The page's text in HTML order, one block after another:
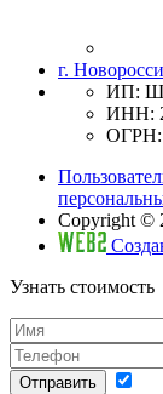
г.
ИП:
ИНН:
ОГРН:
Copyright ©
Узнать стоимость
Отправить